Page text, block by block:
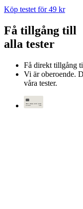
Köp testet för 49 kr
Få tillgång till
alla tester
Få direkt tillgång
Vi är oberoende.
våra tester.